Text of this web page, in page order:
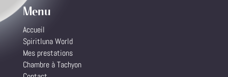
Menu
Accueil
Spiritluna World
Mes prestations
Chambre à Tachyon